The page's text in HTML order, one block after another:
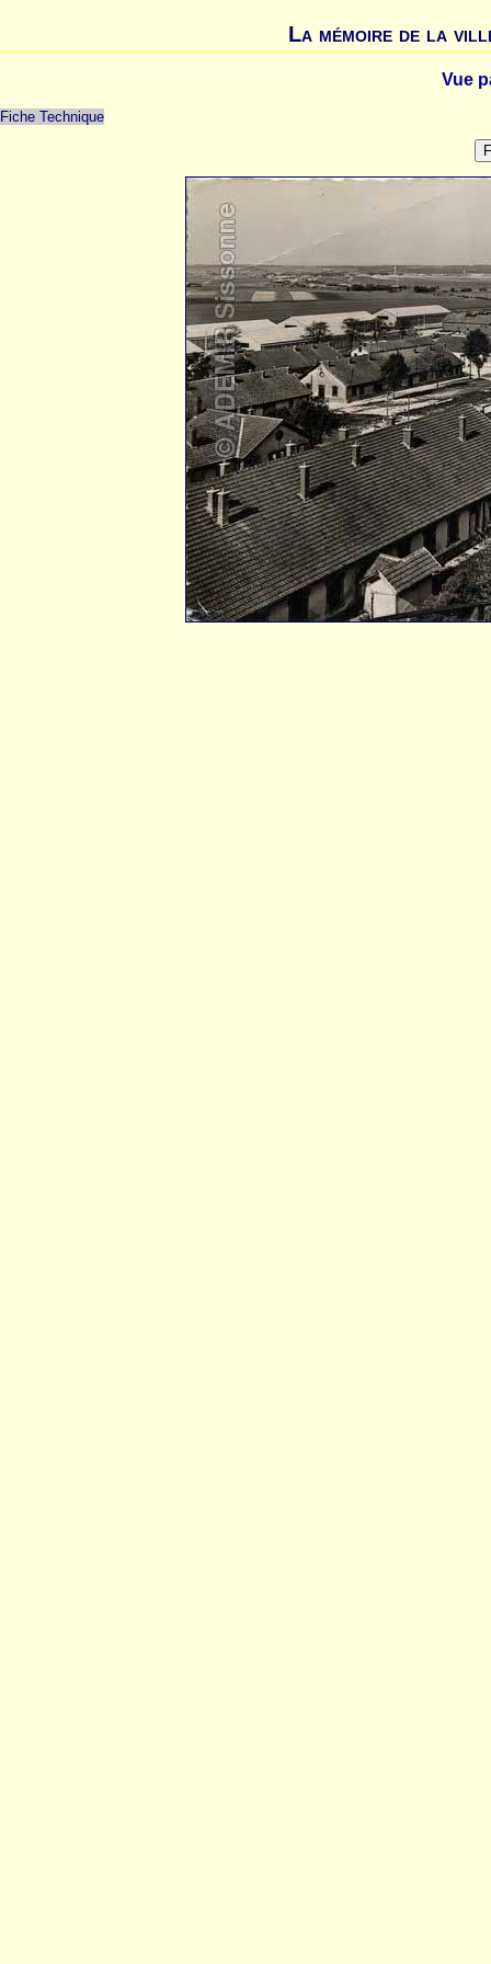
La mémoire de la
Vue
Fiche Technique